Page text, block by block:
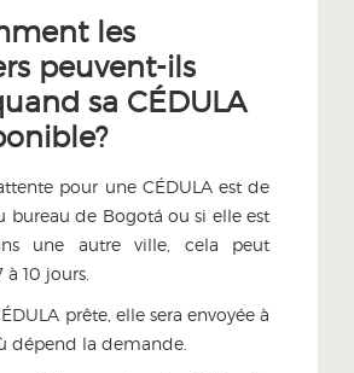
les
peuvent-ils
sa CÉDULA
pour une CÉDULA est de
bureau de Bogotá ou si elle est
une autre ville, cela peut
10 jours.
prête, elle sera envoyée à
dépend la demande.